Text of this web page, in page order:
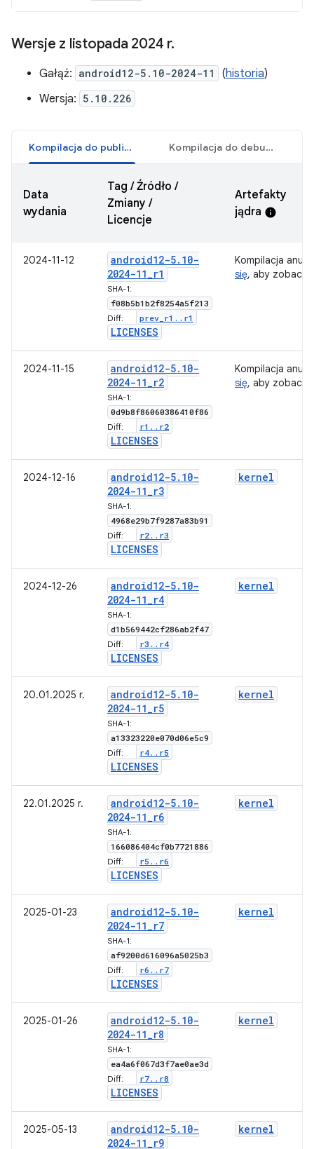
Wersje z listopada 2024 r.
Gałąź: android12-5.10-2024-11 (historia)
Wersja: 5.10.226
Kompilacja do publikacji Kompilacja do debugowania
Data
wydania
Tag / Źródło /
Zmiany /
Licencje
Artefakty
jądra info
2024-11-12 android12-5. 10-
2024-11_r1
SHA-1:
f08b5b1b2f8254a5f213
Diff: prev r1 . . r1
LICENSES
Kompilacja
się, aby
2024-11-15 android12-5. 10-
2024-11_r2
SHA-1:
0d9b8f86060386410f86
Diff: r1 . . r2
LICENSES
Kompilacja
się, aby
2024-12-16 android12-5. 10-
2024-11_r3
SHA-1:
4968e29b7f9287a83b91
Diff: r2. . r3
LICENSES
kernel
2024-12-26 android12-5. 10-
2024-11_r4
SHA-1:
d1b569442cf286ab2f47
Diff: r3 . . r4
LICENSES
kernel
20.01.2025 r. android12-5. 10-
2024-11_r5
SHA-1:
a13323220e070d06e5c9
Diff: r4. . r5
LICENSES
kernel
22.01.2025 r. android12-5. 10-
2024-11_r6
SHA-1:
166086404cf0b7721886
Diff: r5 . . r6
LICENSES
kernel
2025-01-23 android12-5. 10-
2024-11_r7
SHA-1:
af9200d616096a5025b3
Diff: r6 . . r7
LICENSES
kernel
2025-01-26 android12-5. 10-
2024-11_r8
SHA-1:
ea4a6f067d3f7ae0ae3d
Diff: r7. . r8
LICENSES
kernel
2025-05-13 android12-5. 10-
2024-11_r9
kernel